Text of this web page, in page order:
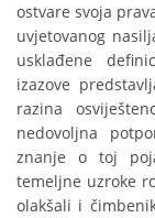
ostvare svoja
uvjetovanog
usklađene
izazove
razina
nedovoljna
znanje o toj
temeljne uzroke
olakšali i